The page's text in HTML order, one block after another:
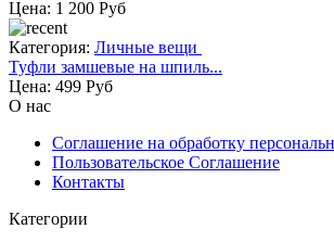
Цена: 1 200 Руб
Категория: Личные вещи
Туфли замшевые на шпиль...
Цена: 499 Руб
О нас
Cоглашение на обработку
Пользовательское Соглашение
Контакты
Категории